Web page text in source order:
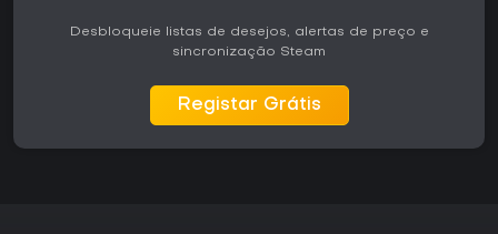
Desbloqueie listas de desejos, alertas de preço e
sincronização Steam
Registar Grátis